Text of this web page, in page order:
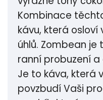
Kombinace
kávu, která osloví
úhlů. Zombean
ranní probuzení
Je to káva, která
povzbudí Vaši